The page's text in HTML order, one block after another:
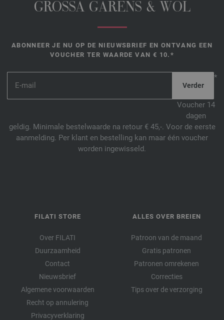
GROSSA GARENS & WOL
ABONNEER JE NU OP DE NIEUWSBRIEF EN ONTVANG EEN
VOUCHER TER WAARDE VAN € 10.*
*
Voucher 14
dagen
geldig. Minimale bestelwaarde na retour € 45,-. Voor de eerste
aanmelding. Per klant en bestelling kan maar één voucher
worden ingewisseld.
FILATI STORE
Over FILATI
Duurzaamheid
Contact
Nieuwsbrief
Algemene voorwaarden
Recht op annulering
Privacyverklaring
ALLES OVER BREIEN
Patroon van de maand
Gratis patronen
Patronen omrekenen
Correcties
Tips over de verzorging